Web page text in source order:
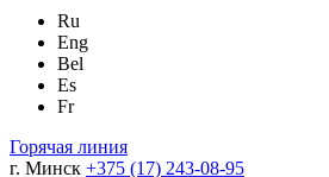
Ru
Eng
Bel
Es
Fr
Горячая линия
г. Минск +375 (17) 243-08-95